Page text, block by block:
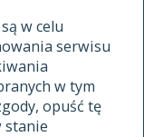
w celu
serwisu
w tym
opuść tę
stanie